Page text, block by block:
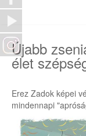
Újabb
élet
Erez Zadok képei
mindennapi